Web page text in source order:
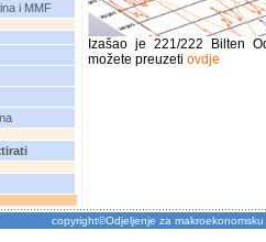
i MMF
Izašao je 221/222 Bilten
možete preuzeti ovdje
copyright©Odjeljenje za